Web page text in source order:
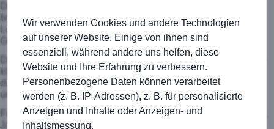
Deutlicher war das 7:2 gegen Gammesfeld 2. Mit tollen Tricks
begeisterten wir die Zuschauer und ließen den Gegner oft ins
Leere laufen. Zum Abschluss gab es klares 5:2 gegen TSV
Goldbach 1.
Damit waren beide Kirchberger Mannschaften in ihrer Gruppe
klare Sieger ohne Punktverlust. Mehr als deutlich zeigte sich
die konstant hohe Trainingsbeteiligung und die Spielfreude
unserer Bambinis.
Für die TSG Kirchberg spielten: Laurin Scholz, Felix Roesner,
Jannis Meyer, Fabian Bauer, Emilia Bauer, Hans Posovszky,
Wir verwenden Cookies und andere Technologien
auf unserer Website. Einige von ihnen sind
essenziell, während andere uns helfen, diese
Website und Ihre Erfahrung zu verbessern.
Personenbezogene Daten können verarbeitet
werden (z. B. IP-Adressen), z. B. für personalisierte
Anzeigen und Inhalte oder Anzeigen- und
Inhaltsmessung.